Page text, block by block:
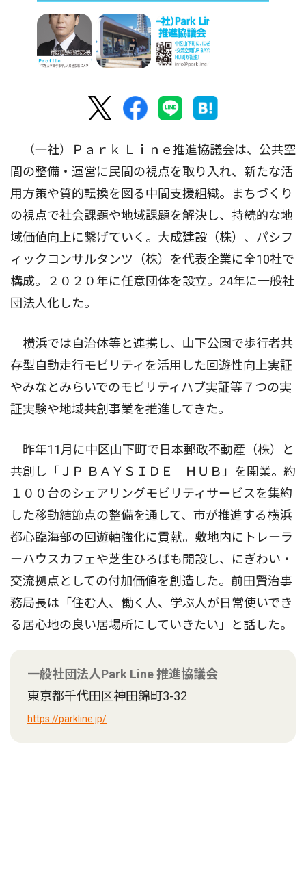
（一社）Ｐａｒｋ Ｌｉｎｅ推進協議会は、公共空
間の整備・運営に民間の視点を取り入れ、新たな活
用方策や質的転換を図る中間支援組織。まちづくり
の視点で社会課題や地域課題を解決し、持続的な地
域価値向上に繋げていく。大成建設（株）、パシフ
ィックコンサルタンツ（株）を代表企業に全10社で
構成。２０２０年に任意団体を設立。24年に一般社
団法人化した。
横浜では自治体等と連携し、山下公園で歩行者共
存型自動走行モビリティを活用した回遊性向上実証
やみなとみらいでのモビリティハブ実証等７つの実
証実験や地域共創事業を推進してきた。
昨年11月に中区山下町で日本郵政不動産（株）と
共創し「ＪＰ ＢＡＹＳＩＤＥ ＨＵＢ」を開業。約
１００台のシェアリングモビリティサービスを集約
した移動結節点の整備を通して、市が推進する横浜
都心臨海部の回遊軸強化に貢献。敷地内にトレーラ
ーハウスカフェや芝生ひろばも開設し、にぎわい・
交流拠点としての付加価値を創造した。前田賢治事
務局長は「住む人、働く人、学ぶ人が日常使いでき
る居心地の良い居場所にしていきたい」と話した。
一般社団法人Park Line 推進協議会
東京都千代田区神田錦町3-32
https://parkline.jp/